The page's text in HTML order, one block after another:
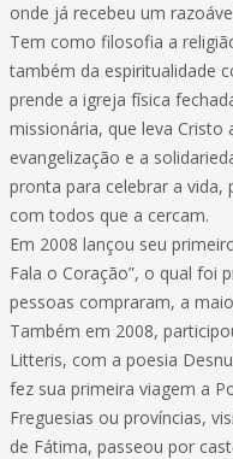
onde já recebeu um
Tem como filosofia a
também da espiritualidade
prende a igreja física
missionária, que leva Cristo
evangelização e a
pronta para celebrar a
com todos que a cercam.
Em 2008 lançou seu
Fala o Coração”, o qual foi
pessoas compraram, a
Também em 2008,
Litteris, com a poesia
fez sua primeira viagem a
Freguesias ou províncias,
de Fátima, passeou por